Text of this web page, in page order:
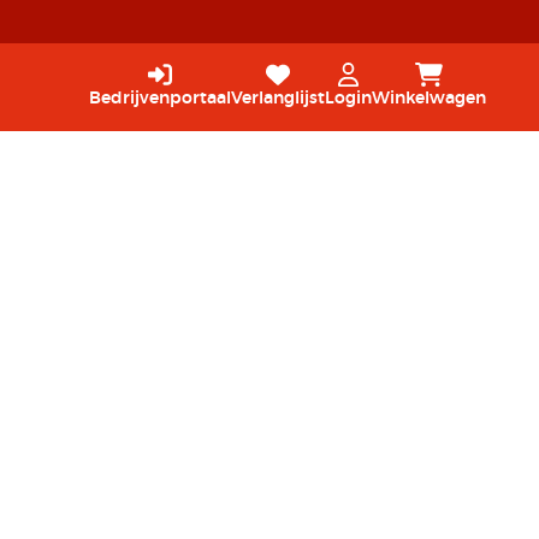
Bedrijvenportaal Verlanglijst LoginWinkelwagen